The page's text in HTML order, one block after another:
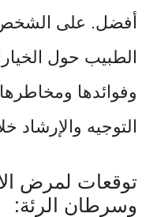
أفضل. على
الطبيب حول
وفوائدها
التوجيه والإرشاد
توقعات لمرض
وسرطان الرئة: